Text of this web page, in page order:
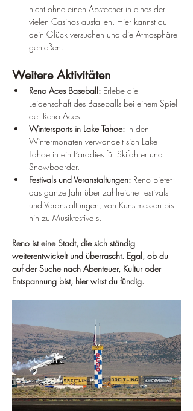
nicht ohne einen Abstecher in eines der
vielen Casinos ausfallen. Hier kannst du
dein Glück versuchen und die Atmosphäre
genießen.
Weitere Aktivitäten
Reno Aces Baseball: Erlebe die
Leidenschaft des Baseballs bei einem Spiel
der Reno Aces.
Wintersports in Lake Tahoe: In den
Wintermonaten verwandelt sich Lake
Tahoe in ein Paradies für Skifahrer und
Snowboarder.
Festivals und Veranstaltungen: Reno bietet
das ganze Jahr über zahlreiche Festivals
und Veranstaltungen, von Kunstmessen bis
hin zu Musikfestivals.
Reno ist eine Stadt, die sich ständig
weiterentwickelt und überrascht. Egal, ob du
auf der Suche nach Abenteuer, Kultur oder
Entspannung bist, hier wirst du fündig.